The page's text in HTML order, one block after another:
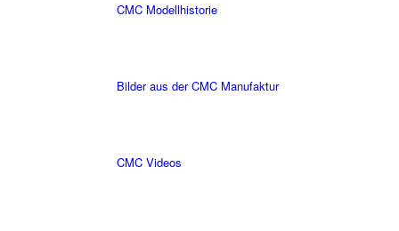
CMC Modellhistorie
Bilder aus der CMC Manufaktur
CMC Videos